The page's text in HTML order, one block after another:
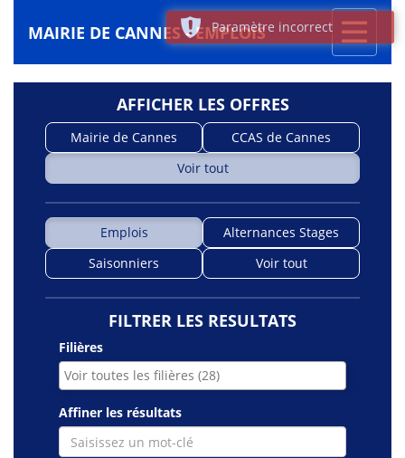
Toggle
MAIRIE DE CANNES - EMPLOIS
AFFICHER LES OFFRES
Mairie de Cannes
CCAS de Cannes
Voir tout
Emplois
Alternances Stages
Saisonniers
Voir tout
FILTRER LES RESULTATS
Filières
Affiner les résultats
Paramètre incorrect